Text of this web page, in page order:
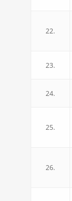
22.
23.
24.
25.
26.